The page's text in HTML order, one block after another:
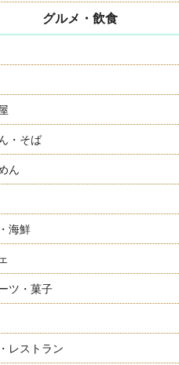
グルメ・飲食
・そば
ん
海鮮
ツ・菓子
レストラン